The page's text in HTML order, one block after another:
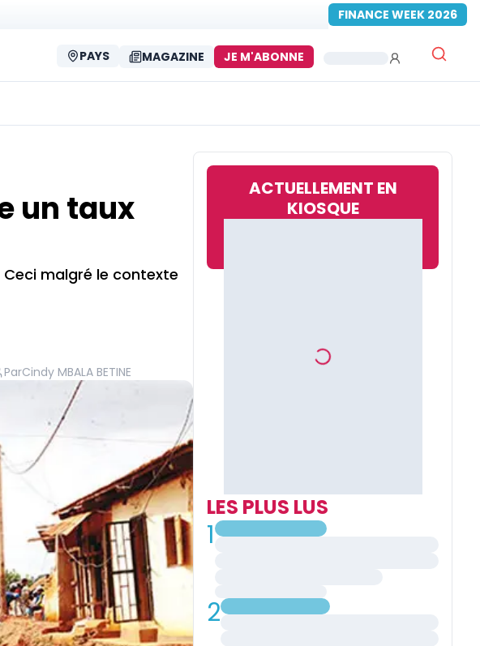
FINANCE WEEK 2026
PAYS MAGAZINE JE M'ABONNE
un taux
malgré le contexte
ParCindy MBALA BETINE
ACTUELLEMENT EN
KIOSQUE
LES PLUS LUS
1
2